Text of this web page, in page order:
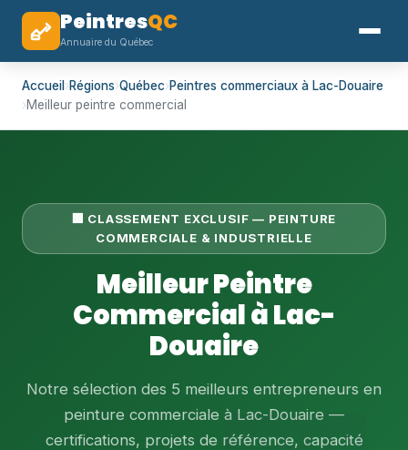
PeintresQC
Annuaire du Québec
Accueil ›Régions›Québec›Peintres commerciaux à Lac-Douaire
›Meilleur peintre commercial
🏢 CLASSEMENT EXCLUSIF — PEINTURE
COMMERCIALE & INDUSTRIELLE
Meilleur Peintre
Commercial à Lac-
Douaire
Notre sélection des 5 meilleurs entrepreneurs en
peinture commerciale à Lac-Douaire —
certifications, projets de référence, capacité